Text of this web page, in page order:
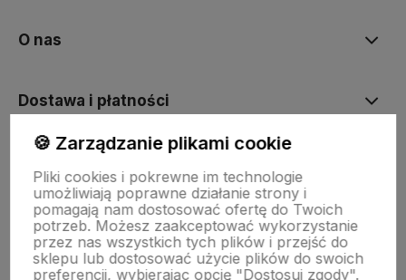
O nas
Dostawa i płatności
Obsługa hurtowa
🍪 Zarządzanie plikami cookie
Pliki cookies i pokrewne im technologie
umożliwiają poprawne działanie strony i
pomagają nam dostosować ofertę do Twoich
potrzeb. Możesz zaakceptować wykorzystanie
przez nas wszystkich tych plików i przejść do
sklepu lub dostosować użycie plików do swoich
preferencji, wybierając opcję "Dostosuj zgody".